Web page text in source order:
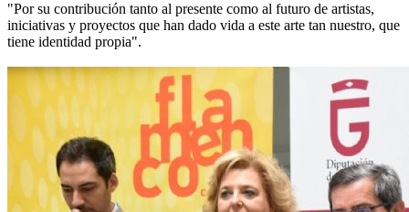
"Por su contribución tanto al presente como al futuro de artistas,
iniciativas y proyectos que han dado vida a este arte tan nuestro, que
tiene identidad propia".